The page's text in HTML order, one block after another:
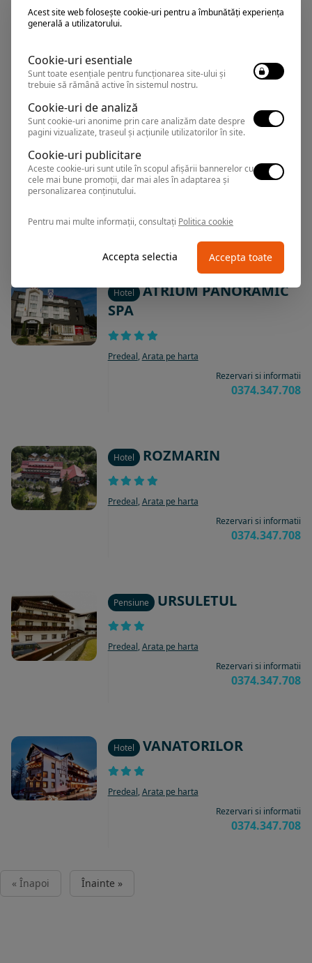
Rezervari si informatii
0374.347.708
Predeal
0374.347.708
Hotel
ATRIUM PANORAMIC
SPA
Predeal, Arata pe harta
Rezervari si informatii
0374.347.708
Hotel ROZMARIN
Predeal, Arata pe harta
Rezervari si informatii
0374.347.708
Pensiune URSULETUL
Predeal, Arata pe harta
Rezervari si informatii
0374.347.708
Hotel VANATORILOR
Predeal, Arata pe harta
Rezervari si informatii
0374.347.708
« Înapoi Înainte »
Acest site web folosește cookie-uri pentru a îmbunătăți experiența
generală a utilizatorului.
Cookie-uri esentiale
Sunt toate esențiale pentru funcționarea site-ului și
trebuie să rămână active în sistemul nostru.
Cookie-uri de analiză
Sunt cookie-uri anonime prin care analizăm date despre
pagini vizualizate, traseul și acțiunile utilizatorilor în site.
Cookie-uri publicitare
Aceste cookie-uri sunt utile în scopul afișării bannerelor cu
cele mai bune promoții, dar mai ales în adaptarea și
personalizarea conținutului.
Pentru mai multe informații, consultați Politica cookie
Accepta selectia Accepta toate